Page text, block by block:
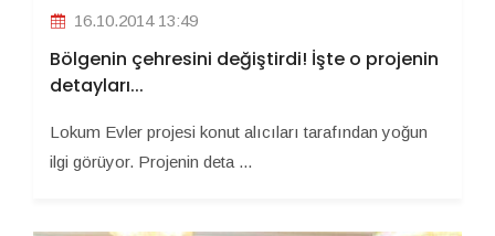
16.10.2014 13:49
Bölgenin çehresini değiştirdi! İşte o projenin
detayları...
Lokum Evler projesi konut alıcıları tarafından yoğun
ilgi görüyor. Projenin deta ...